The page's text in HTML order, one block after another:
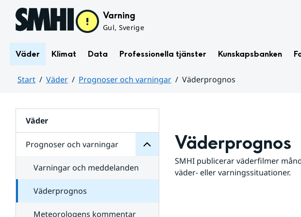
Hoppa till sidans innehåll Varning
Gul, Sverige
Väder Klimat Data Professionella tjänster Kunskapsbanken
Start Väder Prognoser och varningar
Väderprognos
Väder
Prognoser och varningar
för
varningar
Varningar och meddelanden
Väderprognos
Meteorologens kommentar
Väderprognos
SMHI publicerar väderfilmer
väder- eller varningssituationer.